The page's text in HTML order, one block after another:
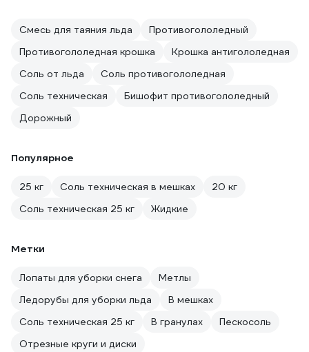
Смесь для таяния льда
Противогололедный
Противогололедная крошка
Крошка антигололедная
Соль от льда
Соль противогололедная
Соль техническая
Бишофит противогололедный
Дорожный
Популярное
25 кг Соль техническая в мешках
20 кг
Соль техническая 25 кг
Жидкие
Метки
Лопаты для уборки снега
Метлы
Ледорубы для уборки льда
В мешках
Соль техническая 25 кг
В гранулах
Пескосоль
Отрезные круги и диски